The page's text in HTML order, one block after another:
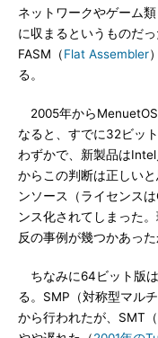
ネットワークやゲーム
に収まるというものだ
FASM（Flat Assembler
る。
2005年から
なると、すでに32ビッ
わずかで、新製品は
からこの判断は正しい
ンソース（ライセンス
ンス化されてしまった
反の事例が幾つかあった
ちなみに64ビット版
る。SMP（対称型マル
から行われたが、SMT